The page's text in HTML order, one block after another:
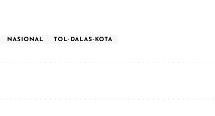
NASIONAL TOL-DALAS-KOTA